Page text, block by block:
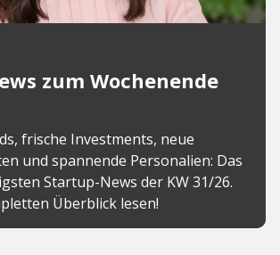
zum Wochenende
frische Investments, neue
und spannende Personalien: Das
Startup-News der KW 31/26.
Überblick lesen!